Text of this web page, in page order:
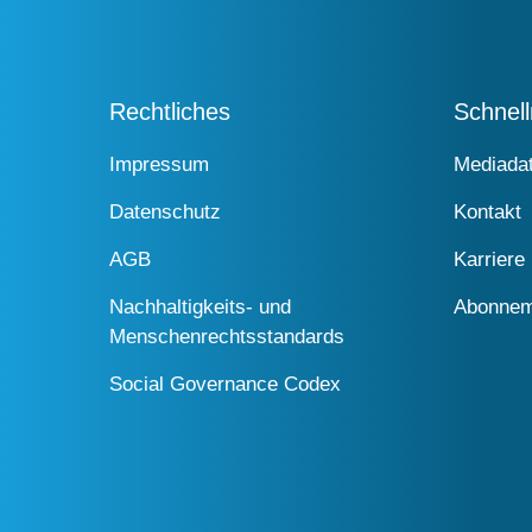
Rechtliches
Impressum
Datenschutz
AGB
Nachhaltigkeits- und
Menschenrechtsstandards
Social Governance Codex
Kontakt
Karriere